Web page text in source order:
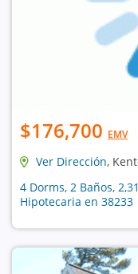
$176,700 EMV
Ver Dirección,
4 Dorms, 2 Baños,
Hipotecaria en 38233